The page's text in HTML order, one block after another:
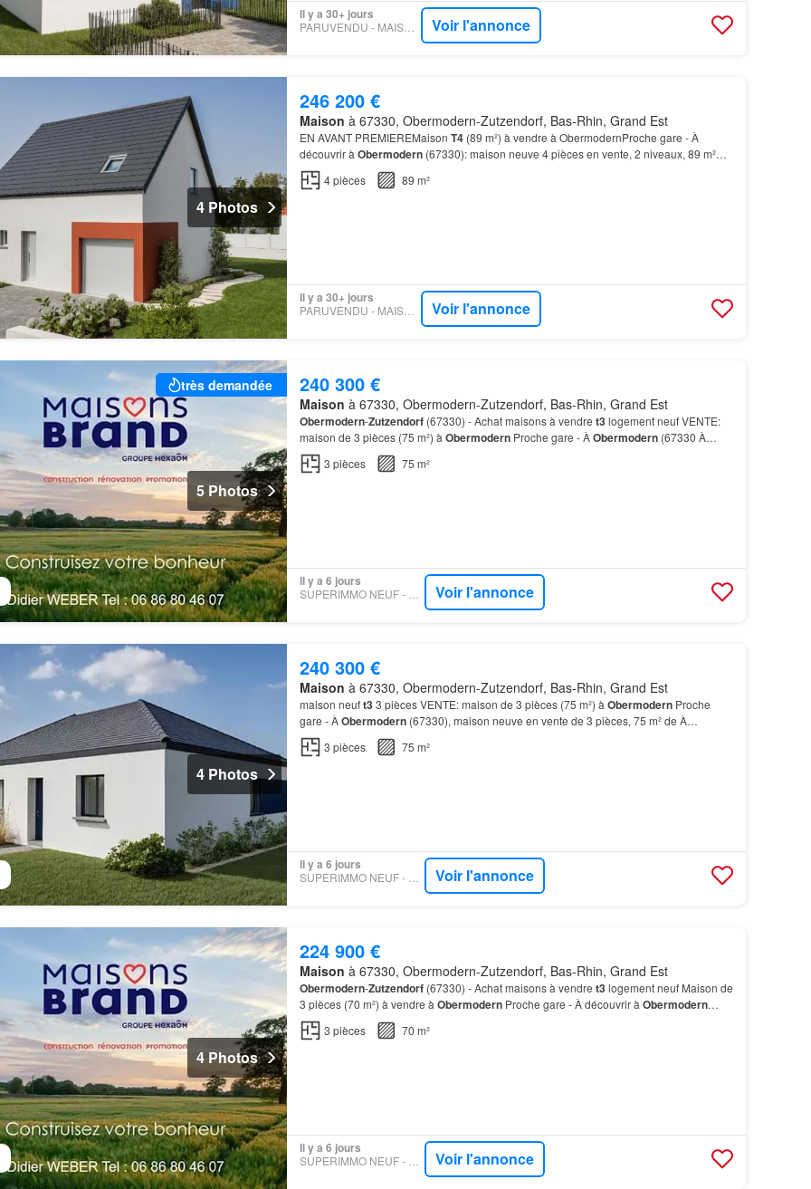
Il y a 30+ jours
PARUVENDU - MAISONS BRAND Voir l'annonce
4 Photos
246 200 €
Maison à 67330, Obermodern-Zutzendorf, Bas-Rhin, Grand Est
EN AVANT PREMIEREMaison T4(89 m²) à vendre à ObermodernProche gare - À
découvrir à Obermodern(67330): maison neuve 4 pièces en vente, 2 niveaux, 89 m²
Elle compte trois chambres, une cuisine et une salle de bains.À dix minu…
4pièces 89 m²
Il y a 30+ jours
PARUVENDU - MAISONS BRAND Voir l'annonce
très demandée
5 Photos
240 300 €
Maison à 67330, Obermodern-Zutzendorf, Bas-Rhin, Grand Est
Obermodern-Zutzendorf(67330) - Achat maisons à vendre t3logement neuf VENTE:
maison de 3 pièces (75 m²) à ObermodernProche gare - ÀObermodern(67330 À
proximité: gares (Obermodern
3 pièces 75 m²
Il y a 6 jours
SUPERIMMO NEUF - SUPERNEUF Voir l'annonce
4 Photos
240 300 €
Maison à 67330, Obermodern-Zutzendorf, Bas-Rhin, Grand Est
maison neuft33 pièces VENTE: maison de 3 pièces (75 m²) à ObermodernProche
gare - ÀObermodern(67330), maison neuve en vente de 3 pièces, 75 m² de À
proximité: gares (Obermodern
3 pièces 75 m²
Il y a 6 jours
Voir l'annonce
4 Photos
224 900 €
Maison à 67330, Obermodern-Zutzendorf, Bas-Rhin, Grand Est
Obermodern-Zutzendorf(67330) - Achat maisons à vendre t3logement neuf Maison de
3 pièces (70 m²) à vendre à ObermodernProche gare - À découvrir à Obermodern
Proche gares ( Obermodern
3 pièces 70 m²
Il y a 6 jours
Voir l'annonce